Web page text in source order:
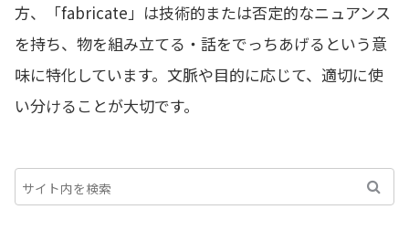
方、「fabricate」は技術的または否定的なニュアンス
を持ち、物を組み立てる・話をでっちあげるという意
味に特化しています。文脈や目的に応じて、適切に使
い分けることが大切です。